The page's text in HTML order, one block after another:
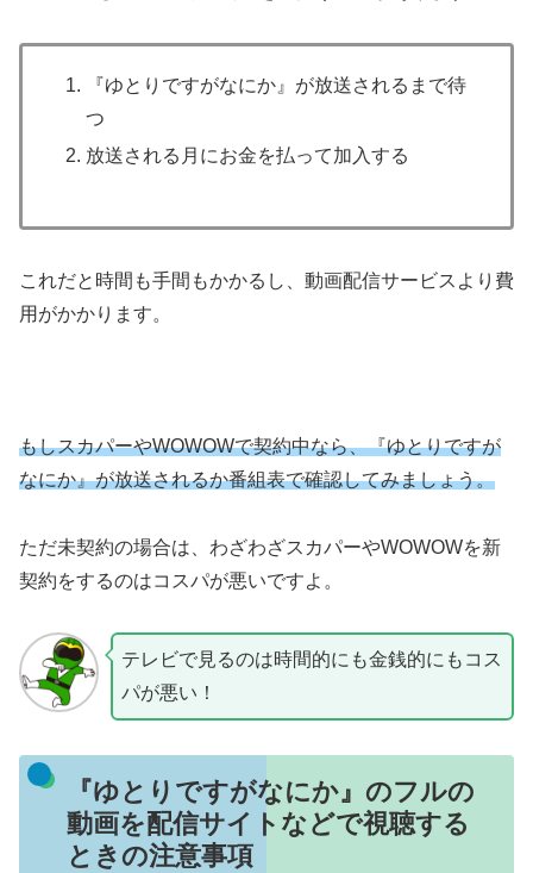
『ゆとりですがなにか』が放送されるまで待
つ
放送される月にお金を払って加入する
これだと時間も手間もかかるし、動画配信サービスより費
用がかかります。
もしスカパーやWOWOWで契約中なら、『ゆとりですが
なにか』が放送されるか番組表で確認してみましょう。
ただ未契約の場合は、わざわざスカパーやWOWOWを新
契約をするのはコスパが悪いですよ。
テレビで見るのは時間的にも金銭的にもコス
パが悪い！
『ゆとりですがなにか』のフルの
動画を配信サイトなどで視聴する
ときの注意事項